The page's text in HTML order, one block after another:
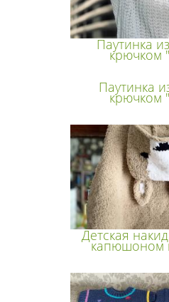
Паутинка
крючком
Паутинка
крючком
Детская
капюшоном